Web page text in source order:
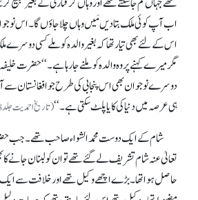
اب آپ کوئی ملک بتا دیں مَیں وہاں چلا جاؤں گا۔ اس
اس کے لئے بھی تیار تھا کہ بغیر والدہ کو ملے کسی
مگر میرے کہنے پر وہ والدہ کو ملنے جا رہا ہے۔‘‘ حضرت
دوسرے نوجوان بھی اس پنجابی کی طرح جو افغانستان
ہی عرصہ میں دنیا کی کایا پلٹ سکتی ہے۔‘‘(تاریخ احمدیت جلد 8 صفحہ 44)
شام کے ایک دوست محمدالشواء صاحب تھے۔ جب
تعالیٰ عنہ شام تشریف لے گئے تھے تو ان کو لبنان
حاصل ہوا تھا۔ بڑے اچھے وکیل تھے اور خلافت سے ایک